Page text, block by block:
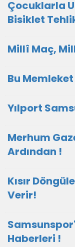
Çocuklarla
Bisiklet
Millî Maç,
Bu
Yılport
Merhum
Ardından !
Kısır
Verir!
Haberleri !